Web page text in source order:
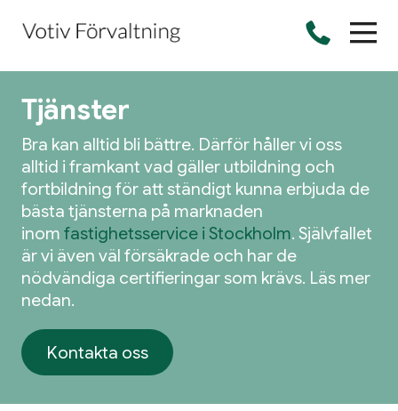
Tjänster
Bra kan alltid bli bättre. Därför håller vi oss
alltid i framkant vad gäller utbildning och
fortbildning för att ständigt kunna erbjuda de
bästa tjänsterna på marknaden
inom fastighetsservice i Stockholm. Självfallet
är vi även väl försäkrade och har de
nödvändiga certifieringar som krävs. Läs mer
nedan.
Kontakta oss